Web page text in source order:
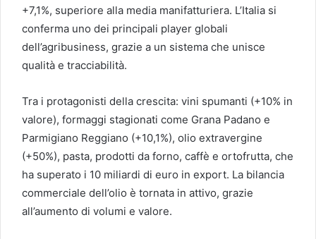
+7,1%, superiore alla media manifatturiera. L’Italia si
conferma uno dei principali player globali
dell’agribusiness, grazie a un sistema che unisce
qualità e tracciabilità.
Tra i protagonisti della crescita: vini spumanti (+10% in
valore), formaggi stagionati come Grana Padano e
Parmigiano Reggiano (+10,1%), olio extravergine
(+50%), pasta, prodotti da forno, caffè e ortofrutta, che
ha superato i 10 miliardi di euro in export. La bilancia
commerciale dell’olio è tornata in attivo, grazie
all’aumento di volumi e valore.